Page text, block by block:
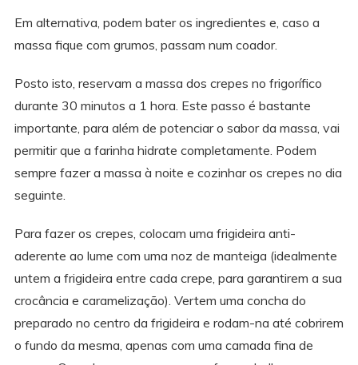
Em alternativa, podem bater os ingredientes e, caso a
massa fique com grumos, passam num coador.
Posto isto, reservam a massa dos crepes no frigorífico
durante 30 minutos a 1 hora. Este passo é bastante
importante, para além de potenciar o sabor da massa, vai
permitir que a farinha hidrate completamente. Podem
sempre fazer a massa à noite e cozinhar os crepes no dia
seguinte.
Para fazer os crepes, colocam uma frigideira anti-
aderente ao lume com uma noz de manteiga (idealmente
untem a frigideira entre cada crepe, para garantirem a sua
crocância e caramelização). Vertem uma concha do
preparado no centro da frigideira e rodam-na até cobrirem
o fundo da mesma, apenas com uma camada fina de